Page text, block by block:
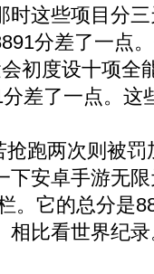
时这些项目分
分差了一点
初度设十项全
差了一点。这
跑两次则被
下安卓手游无
。它的总分是
相比看世界纪